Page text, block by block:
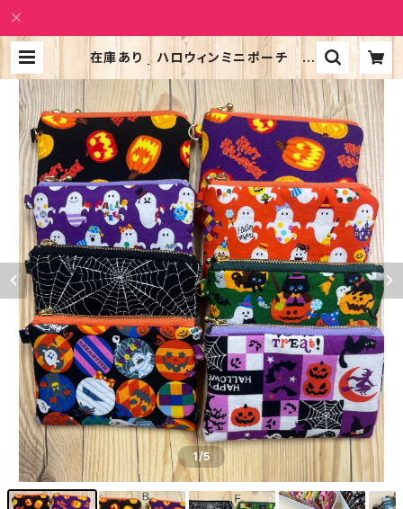
在庫あり ハロウィンミニポーチ D
カン付き | Alohatic Shop PUALI
LI
1/5